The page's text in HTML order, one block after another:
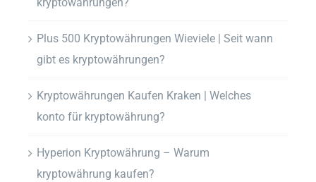
Plus 500 Kryptowährungen Wieviele | Seit wann
gibt es kryptowährungen?
Kryptowährungen Kaufen Kraken | Welches
konto für kryptowährung?
Hyperion Kryptowährung – Warum
kryptowährung kaufen?